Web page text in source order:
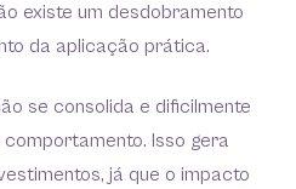
existe um desdobramento
da aplicação prática.
se consolida e dificilmente
Isso gera
já que o impacto